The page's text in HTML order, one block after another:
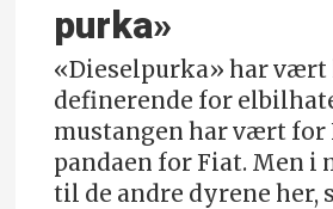
purka»
«Dieselpurka» har
definerende for
mustangen har vært for
pandaen for Fiat. Men i
til de andre dyrene her,